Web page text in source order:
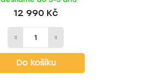
12 990 Kč
Do košíku